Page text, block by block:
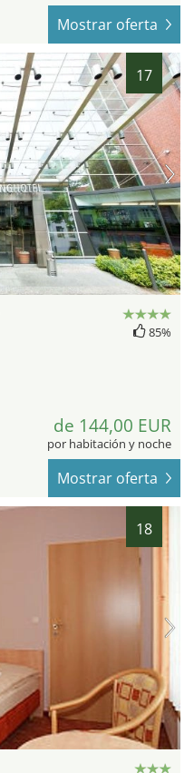
Mostrar oferta
17
85%
de 144,00 EUR
por habitación y noche
Mostrar oferta
18